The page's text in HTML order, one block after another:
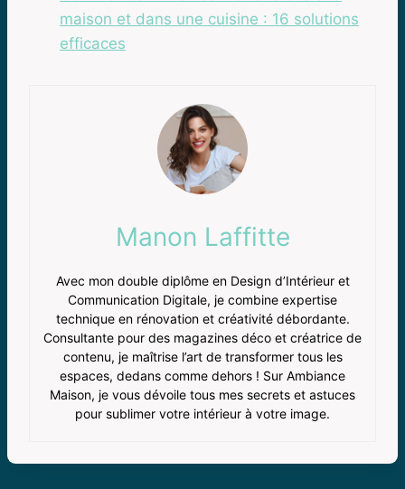
maison et dans une cuisine : 16 solutions
efficaces
Manon Laffitte
Avec mon double diplôme en Design d’Intérieur et
Communication Digitale, je combine expertise
technique en rénovation et créativité débordante.
Consultante pour des magazines déco et créatrice de
contenu, je maîtrise l’art de transformer tous les
espaces, dedans comme dehors ! Sur Ambiance
Maison, je vous dévoile tous mes secrets et astuces
pour sublimer votre intérieur à votre image.